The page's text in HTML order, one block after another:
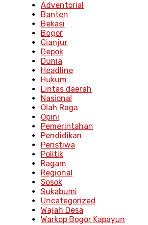
Adventorial
Banten
Bekasi
Bogor
Cianjur
Depok
Dunia
Headline
Hukum
Lintas daerah
Nasional
Olah Raga
Opini
Pemerintahan
Pendidikan
Peristiwa
Politik
Ragam
Regional
Sosok
Sukabumi
Uncategorized
Wajah Desa
Warkop Bogor Kapayun